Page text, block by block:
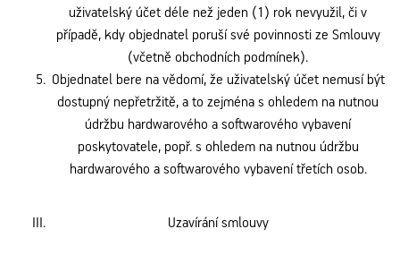
uživatelský účet déle než jeden (1) rok nevyužil, či v
případě, kdy objednatel poruší své povinnosti ze Smlouvy
(včetně obchodních podmínek).
Objednatel bere na vědomí, že uživatelský účet nemusí být
dostupný nepřetržitě, a to zejména s ohledem na nutnou
údržbu hardwarového a softwarového vybavení
poskytovatele, popř. s ohledem na nutnou údržbu
hardwarového a softwarového vybavení třetích osob.
Uzavírání smlouvy